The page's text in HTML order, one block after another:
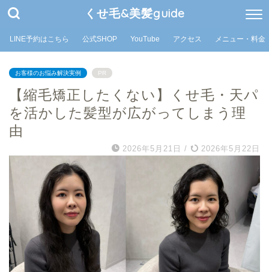
くせ毛&美髪guide
LINE予約はこちら 公式SHOP YouTube アクセス メニュー・料金
お客様のお悩み解決実例 PR
【縮毛矯正したくない】くせ毛・天パ
を活かした髪型が広がってしまう理
由
2026年5月21日 / 2026年5月22日